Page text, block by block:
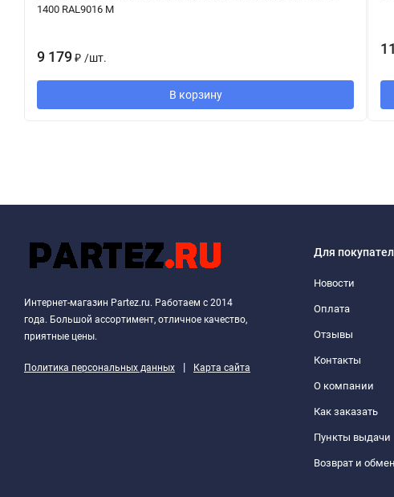
1400 RAL9016 M
9 179₽ /шт.
В корзину
Интернет-магазин Partez.ru. Работаем с 2014
года. Большой ассортимент, отличное качество,
приятные цены.
Политика персональных данных | Карта сайта
Для
Новости
Оплата
Отзывы
Контакты
О компании
Как заказать
Пункты выдачи
Возврат и обмен